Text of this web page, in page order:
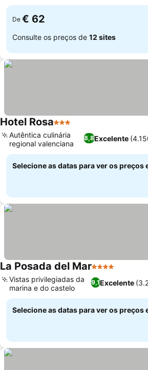
De € 62
Consulte os preços de 12 sites
Hotel Rosa3 Estrelas
8,8Excelente
Autêntica culinária
regional valenciana
Selecione as datas para ver os preços
La Posada del Mar4 Estrelas
9,1Excelente
Vistas privilegiadas da
marina e do castelo
Selecione as datas para ver os preços